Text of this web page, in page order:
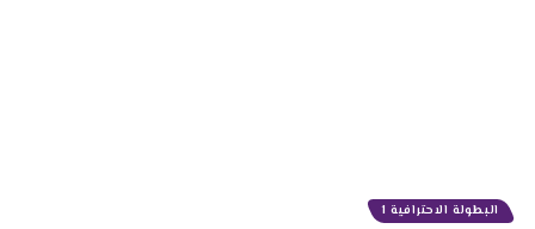
البطولة الاحترافية 1